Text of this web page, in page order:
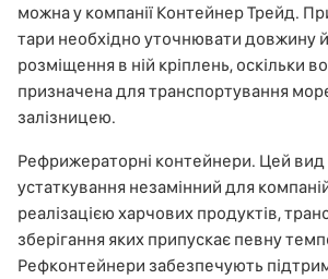
можна у компанії Контейнер Трейд. При
тари необхідно уточнювати довжину
розміщення в ній кріплень, оскільки
призначена для транспортування
залізницею.
Рефрижераторні контейнери. Цей вид
устаткування незамінний для
реалізацією харчових продуктів,
зберігання яких припускає певну
Рефконтейнери забезпечують